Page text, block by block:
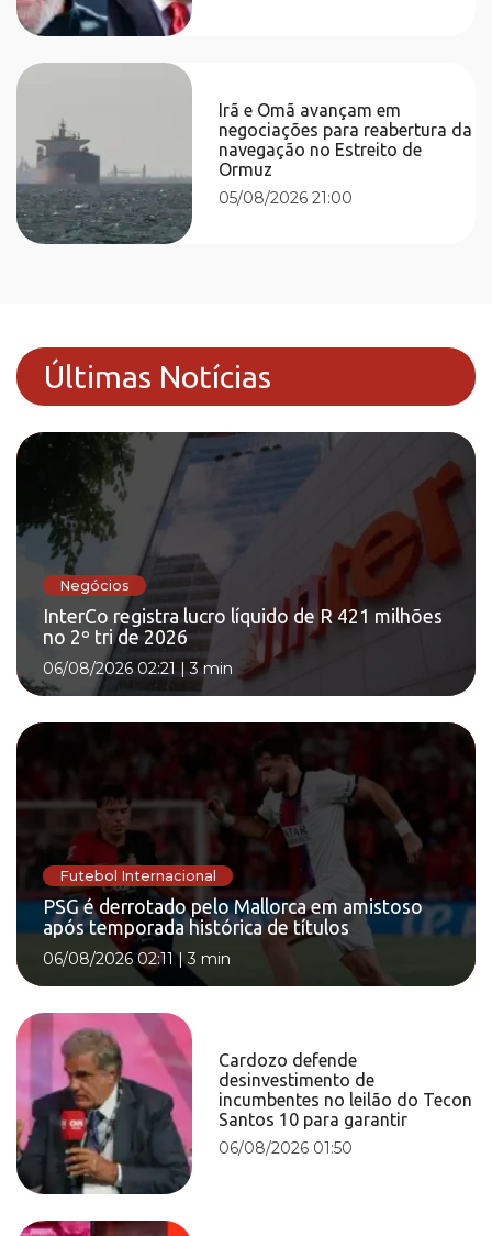
Irã e Omã avançam em
negociações para reabertura da
navegação no Estreito de
Ormuz
05/08/2026 21:00
Últimas Notícias
Negócios
InterCo registra lucro líquido de R 421 milhões
no 2º tri de 2026
06/08/2026 02:21 |3 min
Futebol Internacional
PSG é derrotado pelo Mallorca em amistoso
após temporada histórica de títulos
06/08/2026 02:11|3 min
Cardozo defende
desinvestimento de
incumbentes no leilão do Tecon
Santos 10 para garantir
06/08/2026 01:50